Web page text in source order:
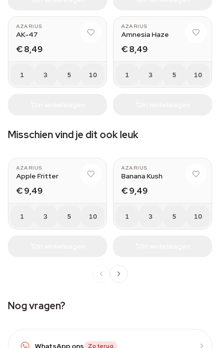
AZARIUS
AK-47
€ 8,49
1 3 5 10
AZARIUS
Amnesia Haze
€ 8,49
1 3 5 10
Misschien vind je dit ook leuk
AZARIUS
Apple Fritter
€ 9,49
1 3 5 10
AZARIUS
Banana Kush
€ 9,49
1 3 5 10
Nog vragen?
WhatsApp ons Zo terug